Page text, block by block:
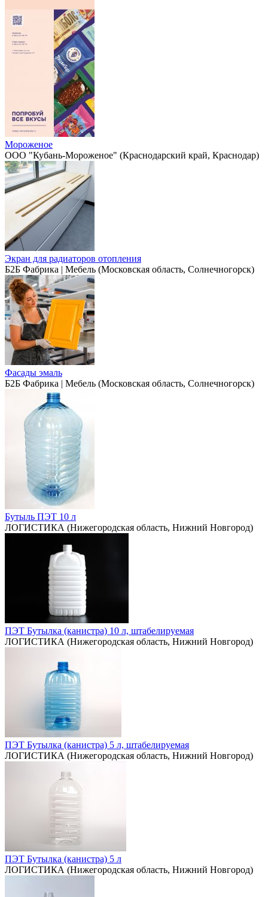
Мороженое
ООО "Кубань-Мороженое" (Краснодарский край, Краснодар)
Экран для радиаторов отопления
Б2Б Фабрика | Мебель (Московская область, Солнечногорск)
Фасады эмаль
Б2Б Фабрика | Мебель (Московская область, Солнечногорск)
Бутыль ПЭТ 10 л
ЛОГИСТИКА (Нижегородская область, Нижний Новгород)
ПЭТ Бутылка (канистра) 10 л, штабелируемая
ЛОГИСТИКА (Нижегородская область, Нижний Новгород)
ПЭТ Бутылка (канистра) 5 л, штабелируемая
ЛОГИСТИКА (Нижегородская область, Нижний Новгород)
ПЭТ Бутылка (канистра) 5 л
ЛОГИСТИКА (Нижегородская область, Нижний Новгород)